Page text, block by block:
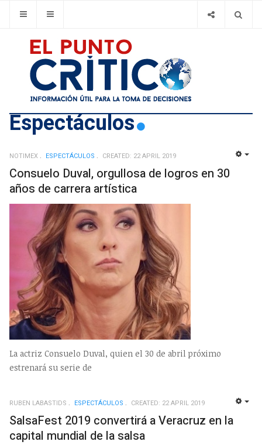
Espectáculos
NOTIMEX ESPECTÁCULOS CREATED: 22 APRIL 2019
Consuelo Duval, orgullosa de logros en 30
años de carrera artística
La actriz Consuelo Duval, quien el 30 de abril próximo
estrenará su serie de
RUBEN LABASTIDS ESPECTÁCULOS CREATED: 22 APRIL 2019
SalsaFest 2019 convertirá a Veracruz en la
capital mundial de la salsa